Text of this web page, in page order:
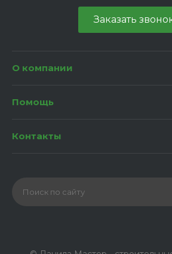
Заказать
О компании
Помощь
Контакты